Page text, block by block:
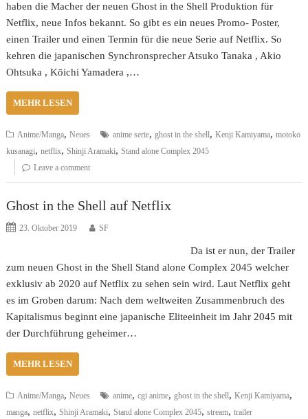
haben die Macher der neuen Ghost in the Shell Produktion für
Netflix, neue Infos bekannt. So gibt es ein neues Promo- Poster,
einen Trailer und einen Termin für die neue Serie auf Netflix. So
kehren die japanischen Synchronsprecher Atsuko Tanaka , Akio
Ohtsuka , Kōichi Yamadera ,…
MEHR LESEN
Anime/Manga,Neues anime serie,ghost in the shell,Kenji Kamiyama,motoko
kusanagi,netflix,Shinji Aramaki,Stand alone Complex 2045
Leave a comment
Ghost in the Shell auf Netflix
23. Oktober 2019 SF
Da ist er nun, der Trailer
zum neuen Ghost in the Shell Stand alone Complex 2045 welcher
exklusiv ab 2020 auf Netflix zu sehen sein wird. Laut Netflix geht
es im Groben darum: Nach dem weltweiten Zusammenbruch des
Kapitalismus beginnt eine japanische Eliteeinheit im Jahr 2045 mit
der Durchführung geheimer…
MEHR LESEN
Anime/Manga,Neues anime,cgi anime,ghost in the shell,Kenji Kamiyama,
manga,netflix,Shinji Aramaki,Stand alone Complex 2045,stream,trailer